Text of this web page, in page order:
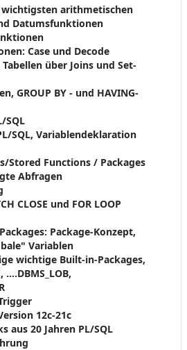
arithmetischen
Datumsfunktionen
Case und Decode
über Joins und Set-
GROUP BY - und HAVING-
SQL
SQL, Variablendeklaration
Stored Functions / Packages
Abfragen
CLOSE und FOR LOOP
Package-Konzept,
Variablen
wichtige Built-in-Packages,
….DBMS_LOB,
12c-21c
aus 20 Jahren PL/SQL